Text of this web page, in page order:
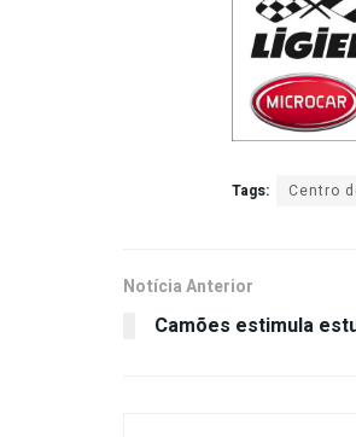
Tags: Centro
Notícia Anterior
Camões estimula